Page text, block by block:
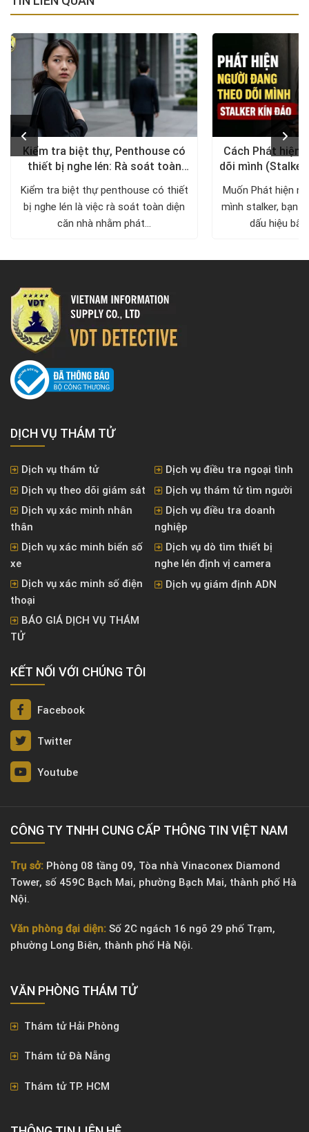
Kiểm tra biệt thự, Penthouse có
thiết bị nghe lén: Rà soát toàn
diện, trả lại không gian riêng tư
Kiểm tra biệt thự penthouse có thiết
bị nghe lén là việc rà soát toàn diện
căn nhà nhằm phát...
Cách Phát hiện
dõi mình
Muốn Phát hiện
mình stalker, bạn
dấu hiệu bất
DỊCH VỤ THÁM TỬ
Dịch vụ thám tử
Dịch vụ điều tra ngoại tình
Dịch vụ theo dõi giám sát
Dịch vụ thám tử tìm người
Dịch vụ xác minh nhân
thân
Dịch vụ điều tra doanh
nghiệp
Dịch vụ xác minh biển số
xe
Dịch vụ dò tìm thiết bị
nghe lén định vị camera
Dịch vụ xác minh số điện
thoại
Dịch vụ giám định ADN
BÁO GIÁ DỊCH VỤ THÁM
TỬ
KẾT NỐI VỚI CHÚNG TÔI
Facebook
Twitter
Youtube
CÔNG TY TNHH CUNG CẤP THÔNG TIN VIỆT NAM
Trụ sở: Phòng 08 tầng 09, Tòa nhà Vinaconex Diamond
Tower, số 459C Bạch Mai, phường Bạch Mai, thành phố Hà
Nội.
Văn phòng đại diện: Số 2C ngách 16 ngõ 29 phố Trạm,
phường Long Biên, thành phố Hà Nội.
VĂN PHÒNG ​THÁM TỬ
Thám tử Hải Phòng
Thám tử Đà Nẵng
Thám tử TP. HCM